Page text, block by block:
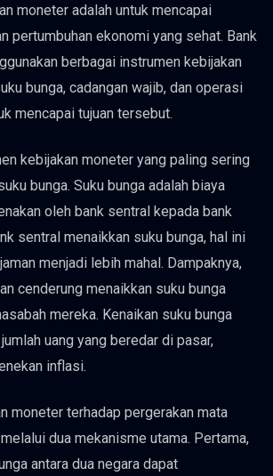
moneter adalah untuk mencapai
pertumbuhan ekonomi yang sehat. Bank
berbagai instrumen kebijakan
bunga, cadangan wajib, dan operasi
mencapai tujuan tersebut.
kebijakan moneter yang paling sering
bunga. Suku bunga adalah biaya
oleh bank sentral kepada bank
sentral menaikkan suku bunga, hal ini
menjadi lebih mahal. Dampaknya,
cenderung menaikkan suku bunga
mereka. Kenaikan suku bunga
uang yang beredar di pasar,
inflasi.
moneter terhadap pergerakan mata
dua mekanisme utama. Pertama,
antara dua negara dapat